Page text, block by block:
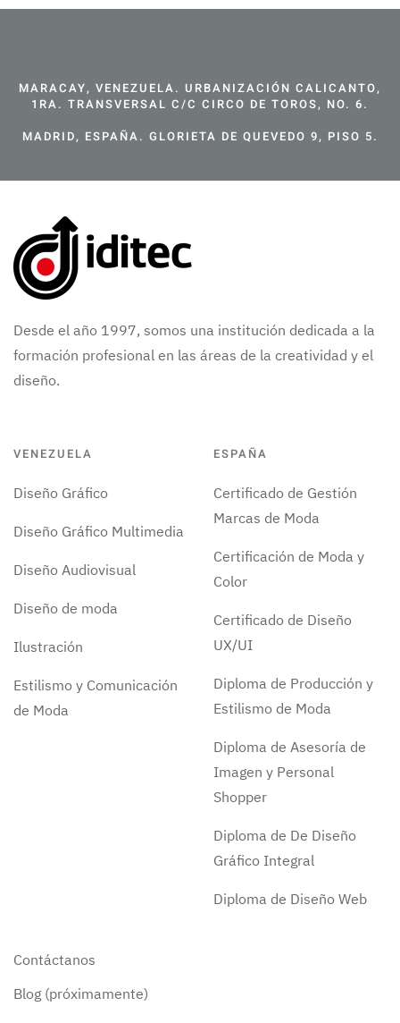
MARACAY, VENEZUELA. URBANIZACIÓN CALICANTO,
1RA. TRANSVERSAL C/C CIRCO DE TOROS, NO. 6.
MADRID, ESPAÑA. GLORIETA DE QUEVEDO 9, PISO 5.
Desde el año 1997, somos una institución dedicada a la
formación profesional en las áreas de la creatividad y el
diseño.
VENEZUELA
Diseño Gráfico
Diseño Gráfico Multimedia
Diseño Audiovisual
Diseño de moda
Ilustración
Estilismo y Comunicación
de Moda
ESPAÑA
Certificado de Gestión
Marcas de Moda
Certificación de Moda y
Color
Certificado de Diseño
UX/UI
Diploma de Producción y
Estilismo de Moda
Diploma de Asesoría de
Imagen y Personal
Shopper
Diploma de De Diseño
Gráfico Integral
Diploma de Diseño Web
Contáctanos
Blog (próximamente)